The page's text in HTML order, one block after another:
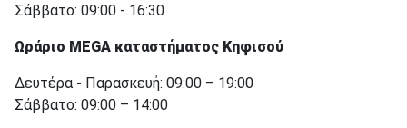
Σάββατο: 09:00 - 16:30
Ωράριο MEGA καταστήματος Κηφισού
Δευτέρα - Παρασκευή: 09:00 – 19:00
Σάββατο: 09:00 – 14:00